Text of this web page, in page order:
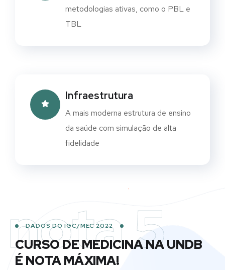
metodologias ativas, como o PBL e
TBL
Infraestrutura
A mais moderna estrutura de ensino
da saúde com simulação de alta
fidelidade
nota 5
DADOS DO IGC/MEC 2022
CURSO DE MEDICINA NA UNDB
É NOTA MÁXIMA!